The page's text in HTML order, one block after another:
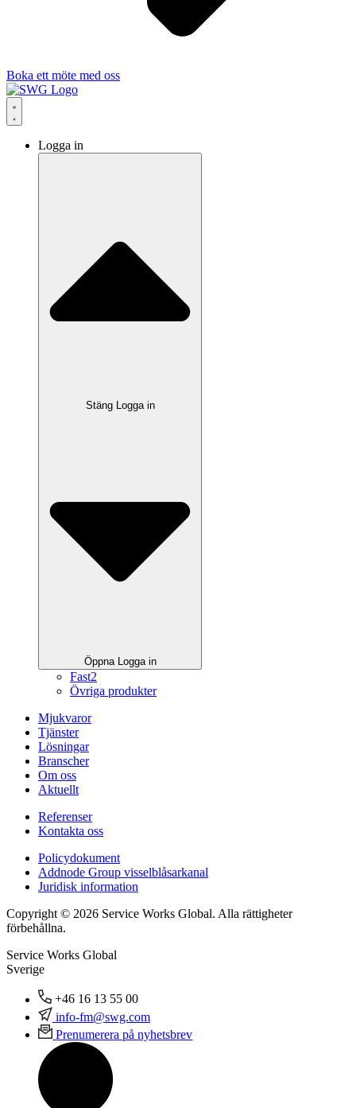
Boka ett möte med oss
Logga in
Stäng Logga in
Öppna Logga in
Fast2
Övriga produkter
Mjukvaror
Tjänster
Lösningar
Branscher
Om oss
Aktuellt
Referenser
Kontakta oss
Policydokument
Addnode Group visselblåsarkanal
Juridisk information
Copyright © 2026 Service Works Global. Alla rättigheter
förbehållna.
Service Works Global
Sverige
+46 16 13 55 00
info-fm@swg.com
Prenumerera på nyhetsbrev